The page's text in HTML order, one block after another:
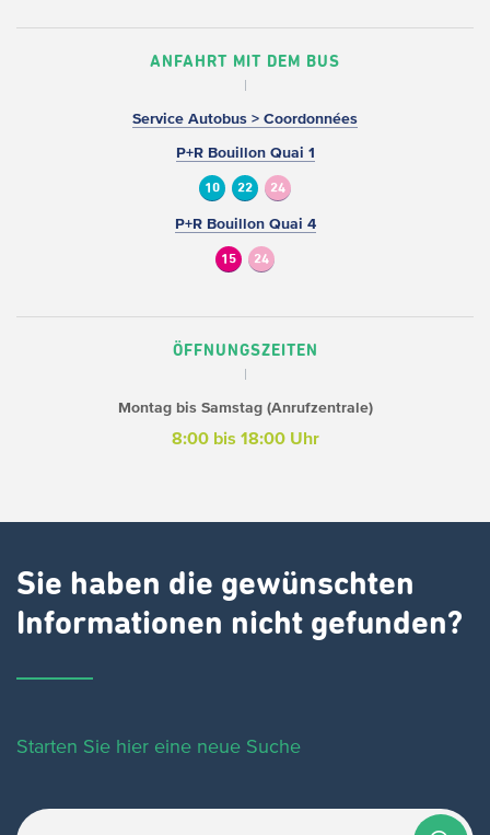
ANFAHRT MIT DEM BUS
Service Autobus > Coordonnées
P+R Bouillon Quai 1
10 22 24
P+R Bouillon Quai 4
15 24
ÖFFNUNGSZEITEN
Montag bis Samstag (Anrufzentrale)
8:00 bis 18:00 Uhr
Sie haben die gewünschten
Informationen nicht gefunden?
Starten Sie hier eine neue Suche